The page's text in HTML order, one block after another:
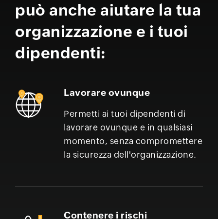
può anche aiutare la tua
organizzazione e i tuoi
dipendenti:
Lavorare ovunque
Permetti ai tuoi dipendenti di
lavorare ovunque e in qualsiasi
momento, senza compromettere
la sicurezza dell'organizzazione.
Contenere i rischi